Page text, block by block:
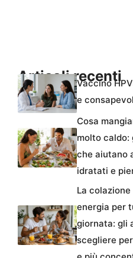
Articoli recenti
Vaccino
e
Cosa
molto caldo:
che aiutano
idratati e
La colazione
energia per
giornata: gli
scegliere